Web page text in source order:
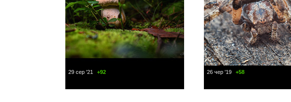
29 сер '21 +92 26 чер '19 +58